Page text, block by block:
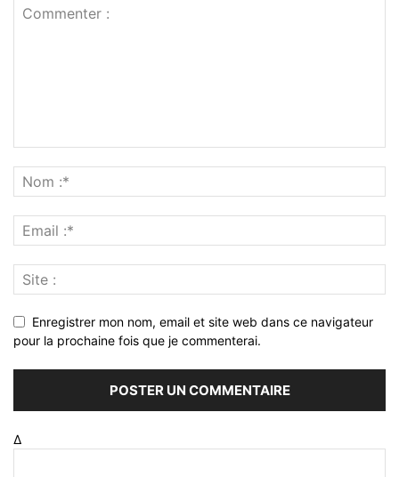
Enregistrer mon nom, email et site web dans ce navigateur
pour la prochaine fois que je commenterai.
Δ